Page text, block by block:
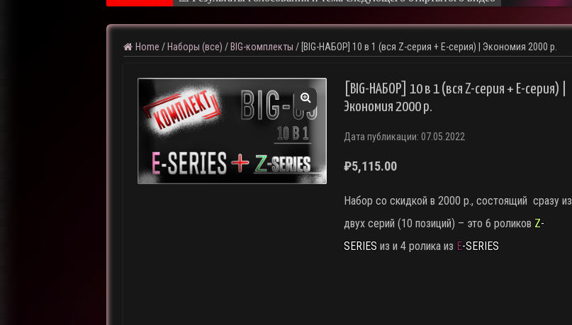
Home / Наборы (все) / BIG-комплекты / [BIG-НАБОР] 10 в 1 (вся Z-серия + E-серия) | Экономия 2000 р.
[BIG-НАБОР] 10 в 1 (вся Z-серия + E-серия) |
Экономия 2000 р.
Дата публикации: 07.05.2022
₽5,115.00
Набор со скидкой в 2000 р., состоящий сразу из
двух серий (10 позиций) – это 6 роликов Z-
SERIES из и 4 ролика из E-SERIES